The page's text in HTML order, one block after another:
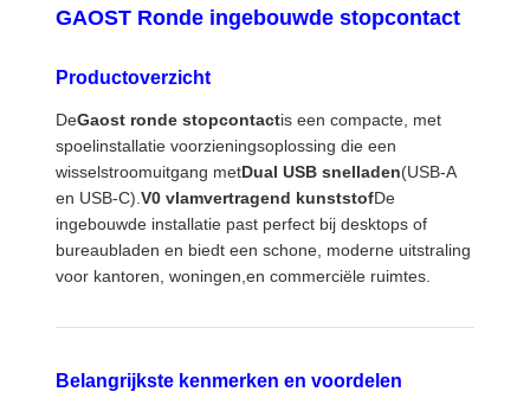
GAOST Ronde ingebouwde stopcontact
Productoverzicht
DeGaost ronde stopcontactis een compacte, met
spoelinstallatie voorzieningsoplossing die een
wisselstroomuitgang metDual USB snelladen(USB-A
en USB-C). V0 vlamvertragend kunststofDe
ingebouwde installatie past perfect bij desktops of
bureaubladen en biedt een schone, moderne uitstraling
voor kantoren, woningen,en commerciële ruimtes.
Belangrijkste kenmerken en voordelen